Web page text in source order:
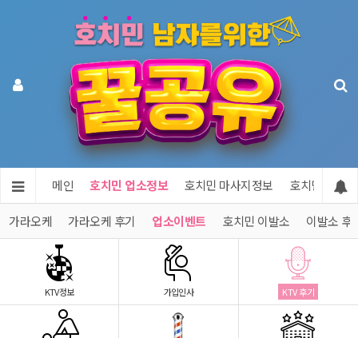
메인 호치민 업소정보 호치민 마사지정보 호치민 숙소
가라오케 가라오케 후기 업소이벤트 호치민 이발소 이발소 후
KTV정보 가입인사 KTV 후기